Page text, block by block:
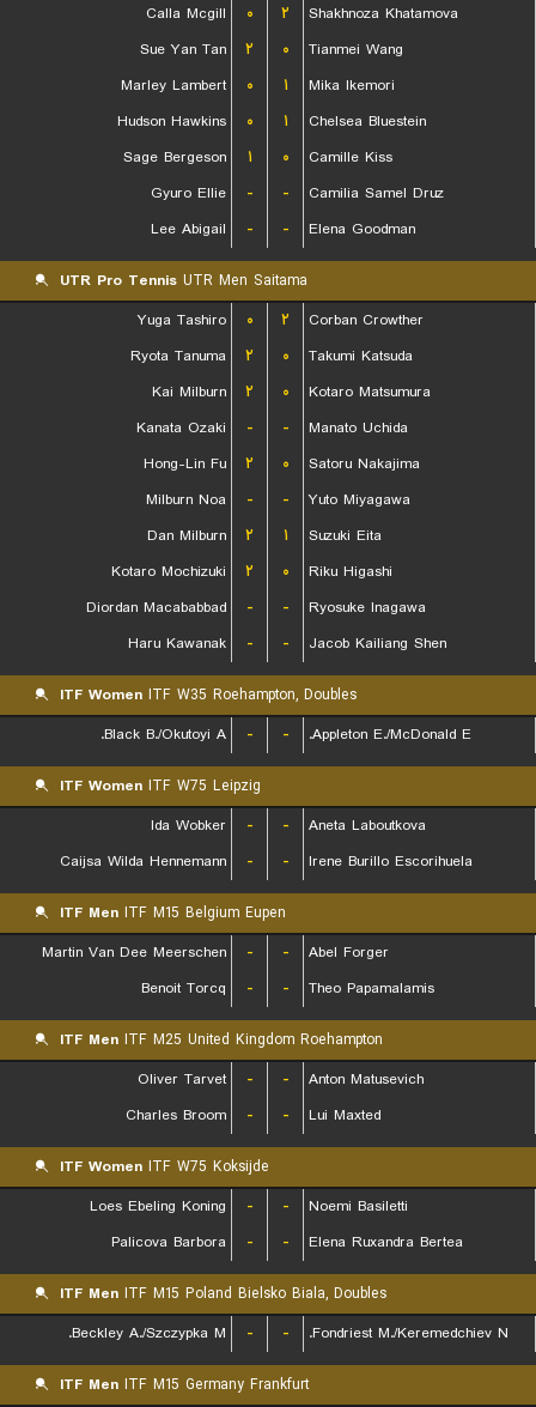
Calla Mcgill
۰ ۲
Shakhnoza Khatamova
Sue Yan Tan
۲ ۰
Tianmei Wang
Marley Lambert
۰ ۱
Mika Ikemori
Hudson Hawkins
۰ ۱
Chelsea Bluestein
Sage Bergeson
۱ ۰
Camille Kiss
Gyuro Ellie
- -
Camilia Samel Druz
Lee Abigail
- - Elena Goodman
UTR Pro Tennis UTR Men Saitama
Yuga Tashiro
۰ ۲
Corban Crowther
Ryota Tanuma
۲ ۰
Takumi Katsuda
Kai Milburn
۲ ۰
Kotaro Matsumura
Kanata Ozaki
- -
Manato Uchida
Hong-Lin Fu
۲ ۰
Satoru Nakajima
Milburn Noa
- -
Yuto Miyagawa
Dan Milburn
۲ ۱
Suzuki Eita
Kotaro Mochizuki
۲ ۰
Riku Higashi
Diordan Macababbad
- -
Ryosuke Inagawa
Haru Kawanak
- - Jacob Kailiang Shen
ITF Women ITF W35 Roehampton, Doubles
Black B./Okutoyi A.
- - Appleton E./McDonald E.
ITF Women ITF W75 Leipzig
Ida Wobker
- -
Aneta Laboutkova
Caijsa Wilda Hennemann
- - Irene Burillo Escorihuela
ITF Men ITF M15 Belgium Eupen
Martin Van Dee Meerschen
- -
Abel Forger
Benoit Torcq
- - Theo Papamalamis
ITF Men ITF M25 United Kingdom Roehampton
Oliver Tarvet
- -
Anton Matusevich
Charles Broom
- - Lui Maxted
ITF Women ITF W75 Koksijde
Loes Ebeling Koning
- -
Noemi Basiletti
Palicova Barbora
- - Elena Ruxandra Bertea
ITF Men ITF M15 Poland Bielsko Biala, Doubles
Beckley A./Szczypka M.
- - Fondriest M./Keremedchiev N.
ITF Men ITF M15 Germany Frankfurt